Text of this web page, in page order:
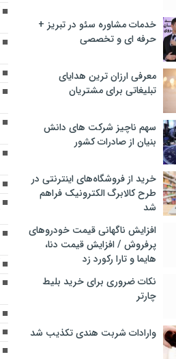
خدمات مشاوره سئو در تبریز +
حرفه ای و تخصصی
معرفی ارزان ترین هدایای
تبلیغاتی برای مشتریان
سهم ناچیز شرکت های دانش
بنیان از صادرات کشور
خرید از فروشگاه‌های اینترنتی در
طرح کالابرگ الکترونیک فراهم
شد
افزایش ناگهانی قیمت خودروهای
پرفروش / افزایش قیمت دنا،
هایما و تارا رکورد زد
نکات ضروری برای خرید بلیط
چارتر
وارادات شربت هندی تکذیب شد